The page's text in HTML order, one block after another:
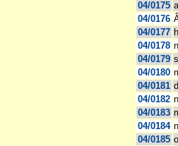
04/0175
04/0176
04/0177
04/0178
04/0179
04/0180
04/0181
04/0182
04/0183
04/0184
04/0185